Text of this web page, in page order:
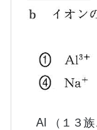
Al （１３族